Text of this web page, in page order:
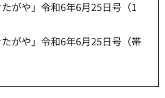
がや」令和6年6月25日号（1
がや」令和6年6月25日号（帯